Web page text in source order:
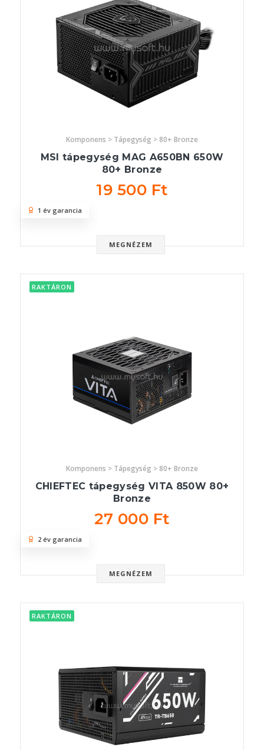
Komponens > Tápegység > 80+ Bronze
MSI tápegység MAG A650BN 650W
80+ Bronze
19 500 Ft
MEGNÉZEM
1 év garancia
RAKTÁRON
Komponens > Tápegység > 80+ Bronze
CHIEFTEC tápegység VITA 850W 80+
Bronze
27 000 Ft
MEGNÉZEM
2 év garancia
RAKTÁRON